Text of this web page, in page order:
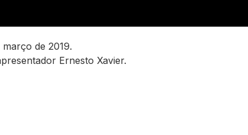
de 2019.
Ernesto Xavier.